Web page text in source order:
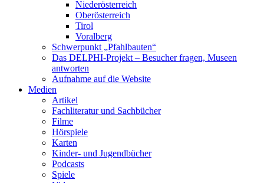
Niederösterreich
Oberösterreich
Tirol
Voralberg
Schwerpunkt „Pfahlbauten“
Das DELPHI-Projekt – Besucher fragen, Museen
antworten
Aufnahme auf die Website
Medien
Artikel
Fachliteratur und Sachbücher
Filme
Hörspiele
Karten
Kinder- und Jugendbücher
Podcasts
Spiele